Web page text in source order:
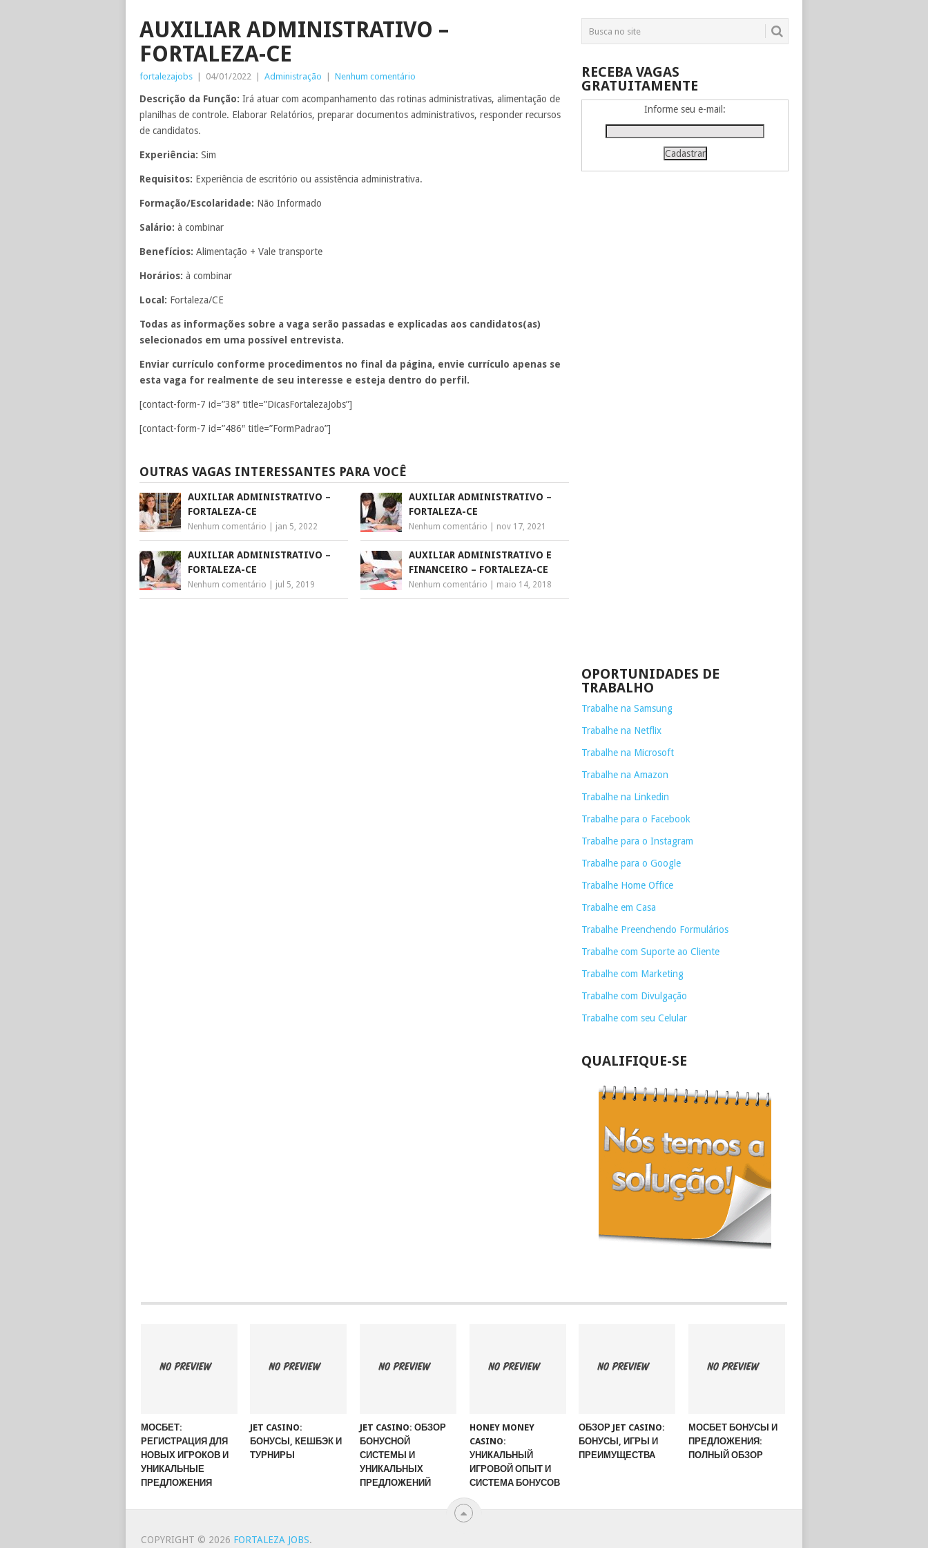
AUXILIAR ADMINISTRATIVO –
FORTALEZA-CE
fortalezajobs 04/01/2022 Administração Nenhum comentário
Descrição da Função: Irá atuar com acompanhamento das rotinas administrativas, alimentação de
planilhas de controle. Elaborar Relatórios, preparar documentos administrativos, responder recursos
de candidatos.
Experiência: Sim
Requisitos: Experiência de escritório ou assistência administrativa.
Formação/Escolaridade: Não Informado
Salário: à combinar
Benefícios: Alimentação + Vale transporte
Horários: à combinar
Local: Fortaleza/CE
Todas as informações sobre a vaga serão passadas e explicadas aos candidatos(as)
selecionados em uma possível entrevista.
Enviar currículo conforme procedimentos no final da página, envie currículo apenas se
esta vaga for realmente de seu interesse e esteja dentro do perfil.
[contact-form-7 id=”38″ title=”DicasFortalezaJobs”]
[contact-form-7 id=”486″ title=”FormPadrao”]
OUTRAS VAGAS INTERESSANTES PARA VOCÊ
AUXILIAR ADMINISTRATIVO –
FORTALEZA-CE
Nenhum comentário jan 5, 2022
AUXILIAR ADMINISTRATIVO –
FORTALEZA-CE
Nenhum comentário nov 17, 2021
AUXILIAR ADMINISTRATIVO –
FORTALEZA-CE
Nenhum comentário jul 5, 2019
AUXILIAR ADMINISTRATIVO E
FINANCEIRO – FORTALEZA-CE
Nenhum comentário maio 14, 2018
RECEBA VAGAS
GRATUITAMENTE
Informe seu e-mail:
OPORTUNIDADES DE
TRABALHO
Trabalhe na Samsung
Trabalhe na Netflix
Trabalhe na Microsoft
Trabalhe na Amazon
Trabalhe na Linkedin
Trabalhe para o Facebook
Trabalhe para o Instagram
Trabalhe para o Google
Trabalhe Home Office
Trabalhe em Casa
Trabalhe Preenchendo Formulários
Trabalhe com Suporte ao Cliente
Trabalhe com Marketing
Trabalhe com Divulgação
Trabalhe com seu Celular
QUALIFIQUE-SE
МОСБЕТ:
РЕГИСТРАЦИЯ ДЛЯ
НОВЫХ ИГРОКОВ И
УНИКАЛЬНЫЕ
ПРЕДЛОЖЕНИЯ
JET CASINO:
БОНУСЫ, КЕШБЭК И
ТУРНИРЫ
JET CASINO: ОБЗОР
БОНУСНОЙ
СИСТЕМЫ И
УНИКАЛЬНЫХ
ПРЕДЛОЖЕНИЙ
HONEY MONEY
CASINO:
УНИКАЛЬНЫЙ
ИГРОВОЙ ОПЫТ И
СИСТЕМА БОНУСОВ
ОБЗОР JET CASINO:
БОНУСЫ, ИГРЫ И
ПРЕИМУЩЕСТВА
МОСБЕТ БОНУСЫ И
ПРЕДЛОЖЕНИЯ:
ПОЛНЫЙ ОБЗОР
COPYRIGHT © 2026 FORTALEZA JOBS.